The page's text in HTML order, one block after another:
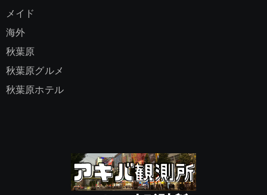
メイド
海外
秋葉原
秋葉原グルメ
秋葉原ホテル